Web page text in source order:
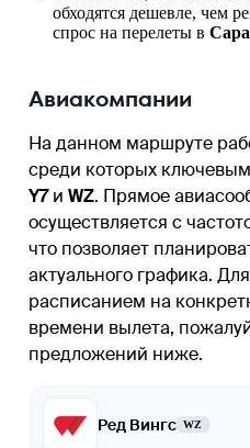
обходятся дешевле, чем
спрос на перелеты в
Авиакомпании
На данном маршруте
среди которых
Y7и WZ. Прямое
осуществляется с
что позволяет
актуального графика.
расписанием на
времени вылета,
предложений ниже.
Ред Вингс WZ